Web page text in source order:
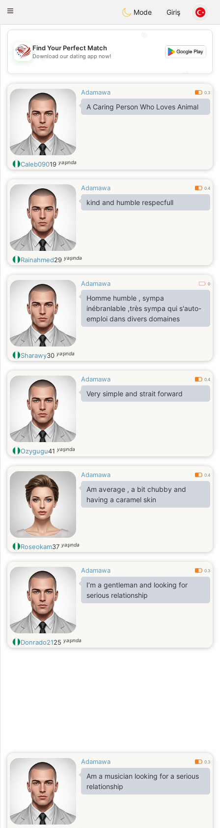
Dating
Toggle
Mode Giriş
💖
💕
Find Your Perfect Match
Download our dating app now!
Adamawa 0.3
A Caring Person Who Loves Animal
Caleb09019 yaşında
Adamawa 0.4
kind and humble respecfull
Rainahmed29 yaşında
Adamawa 0
Homme humble , sympa
inébranlable ,très sympa qui s'auto-
emploi dans divers domaines
Sharawy30 yaşında
Adamawa 0.4
Very simple and strait forward
Ozygugu41 yaşında
Adamawa 0.4
Am average , a bit chubby and
having a caramel skin
Roseokam37 yaşında
Adamawa 0.3
I’m a gentleman and looking for
serious relationship
Donrado2125 yaşında
Adamawa 0.3
Am a musician looking for a serious
relationship